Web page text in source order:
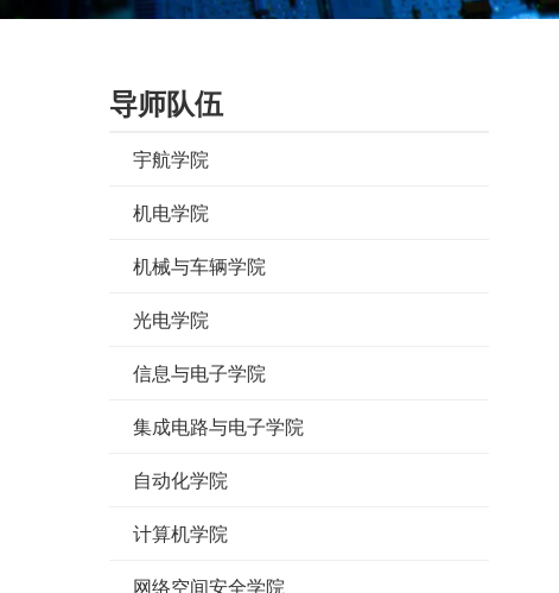
导师队伍
宇航学院
机电学院
机械与车辆学院
光电学院
信息与电子学院
集成电路与电子学院
自动化学院
计算机学院
网络空间安全学院